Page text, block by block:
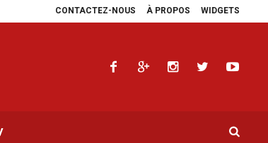
CONTACTEZ-NOUS À PROPOS WIDGETS
en faveur de la RDC. Parlement panafricain : à